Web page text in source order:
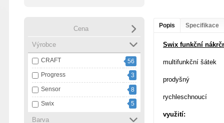
Cena
Výrobce
CRAFT
56
Progress
3
Sensor
8
Swix
5
Barva
Popis Specifikace
Swix funkční
multifunkční šátek
prodyšný
rychleschnoucí
využití: